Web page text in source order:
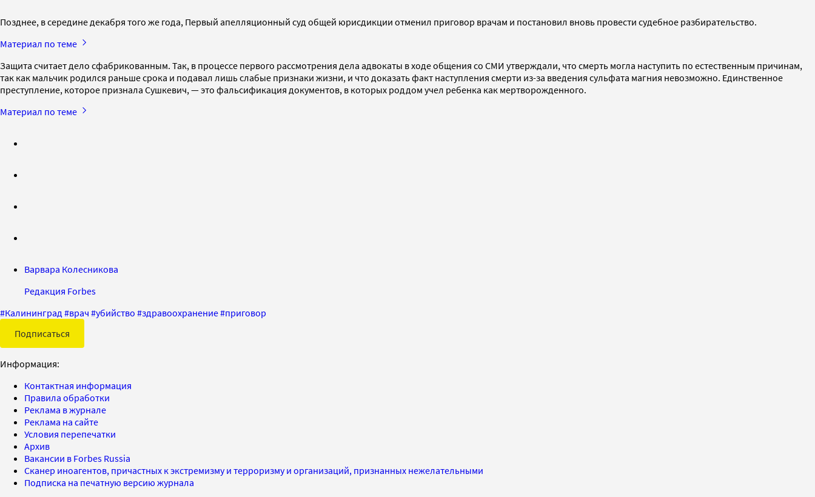
Позднее, в середине декабря того же года, Первый апелляционный суд общей юрисдикции отменил приговор врачам и постановил вновь провести судебное разбирательство.
Материал по теме
Защита считает дело сфабрикованным. Так, в процессе первого рассмотрения дела адвокаты в ходе общения со СМИ утверждали, что смерть могла наступить по естественным причинам,
так как мальчик родился раньше срока и подавал лишь слабые признаки жизни, и что доказать факт наступления смерти из-за введения сульфата магния невозможно. Единственное
преступление, которое признала Сушкевич, — это фальсификация документов, в которых роддом учел ребенка как мертворожденного.
Материал по теме
Варвара Колесникова
Редакция Forbes
#Калининград #врач #убийство #здравоохранение#приговор
Подписаться
Информация:
Контактная информация
Правила обработки
Реклама в журнале
Реклама на сайте
Условия перепечатки
Архив
Вакансии в Forbes Russia
Сканер иноагентов, причастных к экстремизму и терроризму и организаций, признанных нежелательными
Подписка на печатную версию журнала